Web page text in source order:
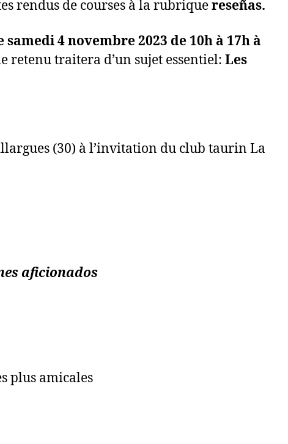
rendus de courses à la rubriquereseñas.
4 novembre 2023 de 10h à 17h à
retenu traitera d’un sujet essentiel: Les
(30) à l’invitation du club taurin La
aficionados
plus amicales